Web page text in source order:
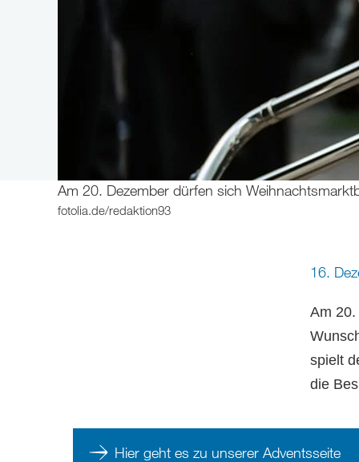
Am 20. Dezember dürfen sich
fotolia.de/redaktion93
16.
Am
spielt
die
Hier geht es zu unserer Adventsseite